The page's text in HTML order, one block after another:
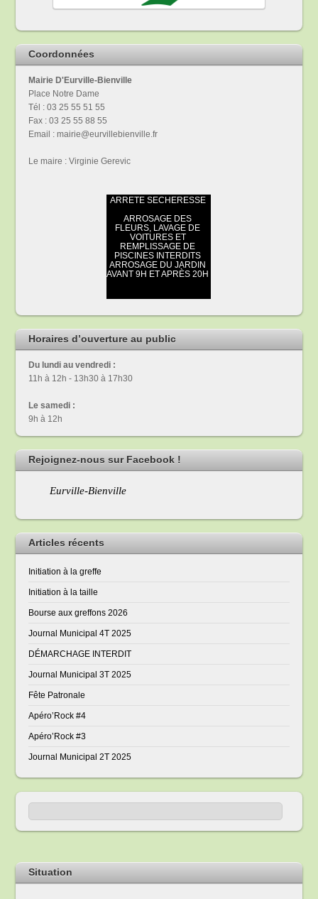
Coordonnées
Mairie D'Eurville-Bienville
Place Notre Dame
Tél : 03 25 55 51 55
Fax : 03 25 55 88 55
Email : mairie@eurvillebienville.fr
Le maire : Virginie Gerevic
Horaires d’ouverture au public
Du lundi au vendredi :
11h à 12h - 13h30 à 17h30
Le samedi :
9h à 12h
Rejoignez-nous sur Facebook !
Eurville-Bienville
Articles récents
Initiation à la greffe
Initiation à la taille
Bourse aux greffons 2026
Journal Municipal 4T 2025
DÉMARCHAGE INTERDIT
Journal Municipal 3T 2025
Fête Patronale
Apéro’Rock #4
Apéro’Rock #3
Journal Municipal 2T 2025
Situation